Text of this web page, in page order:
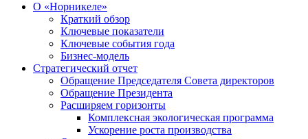
О «Норникеле»
Краткий обзор
Ключевые показатели
Ключевые события года
Бизнес-модель
Стратегический отчет
Обращение Председателя Совета директоров
Обращение Президента
Расширяем горизонты
Комплексная экологическая программа
Ускорение роста производства